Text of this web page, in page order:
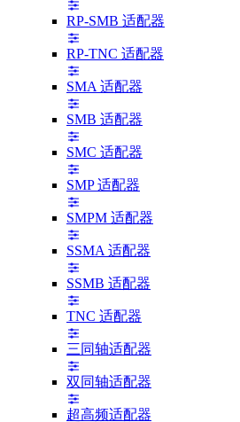
RP-SMB 适配器
RP-TNC 适配器
SMA 适配器
SMB 适配器
SMC 适配器
SMP 适配器
SMPM 适配器
SSMA 适配器
SSMB 适配器
TNC 适配器
三同轴适配器
双同轴适配器
超高频适配器